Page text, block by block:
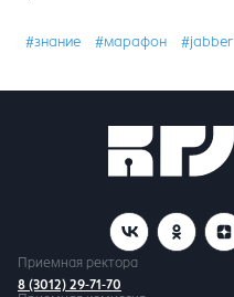
#знание #марафон #jabber
Приемная ректора
8 (3012) 29-71-70